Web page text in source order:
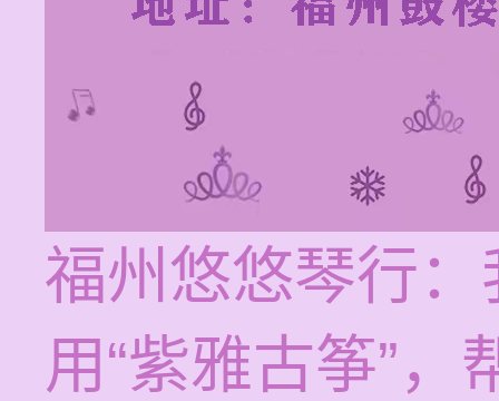
福州悠悠琴行
用“紫雅古筝”